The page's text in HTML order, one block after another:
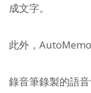
成文字。
此外，
錄音筆錄製的語